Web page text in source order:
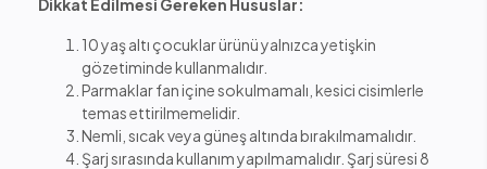
10 yaş altı çocuklar ürünü yalnızca yetişkin
gözetiminde kullanmalıdır.
Parmaklar fan içine sokulmamalı, kesici cisimlerle
temas ettirilmemelidir.
Nemli, sıcak veya güneş altında bırakılmamalıdır.
Şarj sırasında kullanım yapılmamalıdır. Şarj süresi 8